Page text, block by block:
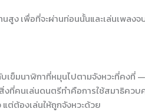
นสูง เพื่อที่จะผ่านท่อนนั้นและเล่นเพล
เข็มนาฬิกาที่หมุนไปตามจังหวะที่คงที่
ที่คนเล่นดนตรีทำคือการใช้สมาธิควบ
ต่ต้องเล่นให้ถูกจังหวะด้วย